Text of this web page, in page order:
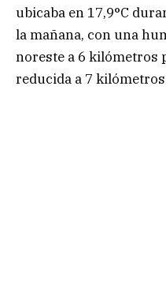
ubicaba en 17,9°C
la mañana, con una
noreste a 6 kilómetros
reducida a 7